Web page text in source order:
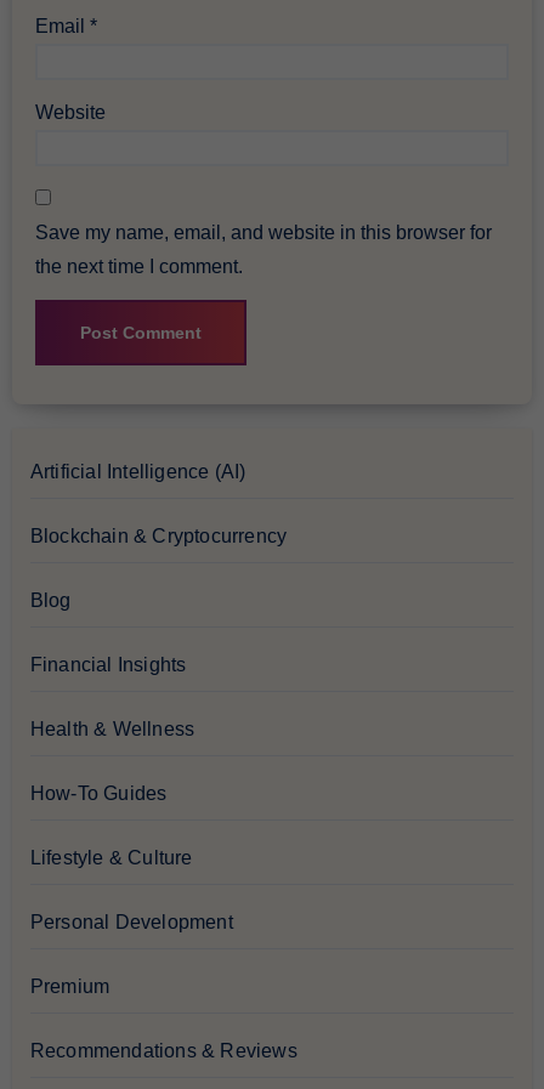
Email*
Website
Save my name, email, and website in this browser for
the next time I comment.
Artificial Intelligence (AI)
Blockchain & Cryptocurrency
Blog
Financial Insights
Health & Wellness
How-To Guides
Lifestyle & Culture
Personal Development
Premium
Recommendations & Reviews